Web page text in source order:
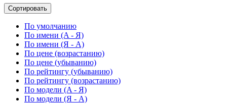
Сортировать
По умолчанию
По имени (A - Я)
По имени (Я - A)
По цене (возрастанию)
По цене (убыванию)
По рейтингу (убыванию)
По рейтингу (возрастанию)
По модели (A - Я)
По модели (Я - A)